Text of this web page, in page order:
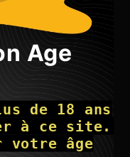
charte de la vie
Age
de 18 ans
à ce site.
âge